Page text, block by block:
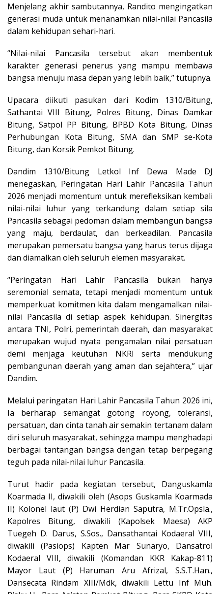
Menjelang akhir sambutannya, Randito mengingatkan
generasi muda untuk menanamkan nilai-nilai Pancasila
dalam kehidupan sehari-hari.
“Nilai-nilai Pancasila tersebut akan membentuk
karakter generasi penerus yang mampu membawa
bangsa menuju masa depan yang lebih baik,” tutupnya.
Upacara diikuti pasukan dari Kodim 1310/Bitung,
Sathantai VIII Bitung, Polres Bitung, Dinas Damkar
Bitung, Satpol PP Bitung, BPBD Kota Bitung, Dinas
Perhubungan Kota Bitung, SMA dan SMP se-Kota
Bitung, dan Korsik Pemkot Bitung.
Dandim 1310/Bitung Letkol Inf Dewa Made DJ
menegaskan, Peringatan Hari Lahir Pancasila Tahun
2026 menjadi momentum untuk merefleksikan kembali
nilai-nilai luhur yang terkandung dalam setiap sila
Pancasila sebagai pedoman dalam membangun bangsa
yang maju, berdaulat, dan berkeadilan. Pancasila
merupakan pemersatu bangsa yang harus terus dijaga
dan diamalkan oleh seluruh elemen masyarakat.
“Peringatan Hari Lahir Pancasila bukan hanya
seremonial semata, tetapi menjadi momentum untuk
memperkuat komitmen kita dalam mengamalkan nilai-
nilai Pancasila di setiap aspek kehidupan. Sinergitas
antara TNI, Polri, pemerintah daerah, dan masyarakat
merupakan wujud nyata pengamalan nilai persatuan
demi menjaga keutuhan NKRI serta mendukung
pembangunan daerah yang aman dan sejahtera,” ujar
Dandim.
Melalui peringatan Hari Lahir Pancasila Tahun 2026 ini,
Ia berharap semangat gotong royong, toleransi,
persatuan, dan cinta tanah air semakin tertanam dalam
diri seluruh masyarakat, sehingga mampu menghadapi
berbagai tantangan bangsa dengan tetap berpegang
teguh pada nilai-nilai luhur Pancasila.
Turut hadir pada kegiatan tersebut, Danguskamla
Koarmada II, diwakili oleh (Asops Guskamla Koarmada
II) Kolonel laut (P) Dwi Herdian Saputra, M.Tr.Opsla.,
Kapolres Bitung, diwakili (Kapolsek Maesa) AKP
Tuegeh D. Darus, S.Sos., Dansathantai Kodaeral VIII,
diwakili (Pasiops) Kapten Mar Sunaryo, Dansatrol
Kodaeral VIII, diwakili (Komandan KKR Kakap-811)
Mayor Laut (P) Haruman Aru Afrizal, S.S.T.Han.,
Dansecata Rindam XIII/Mdk, diwakili Lettu Inf Muh.